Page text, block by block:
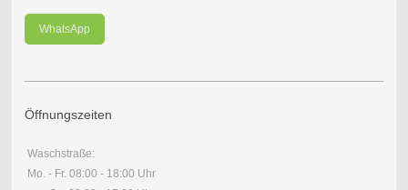
WhatsApp
Öffnungszeiten
Waschstraße:
Mo. - Fr. 08:00 - 18:00 Uhr